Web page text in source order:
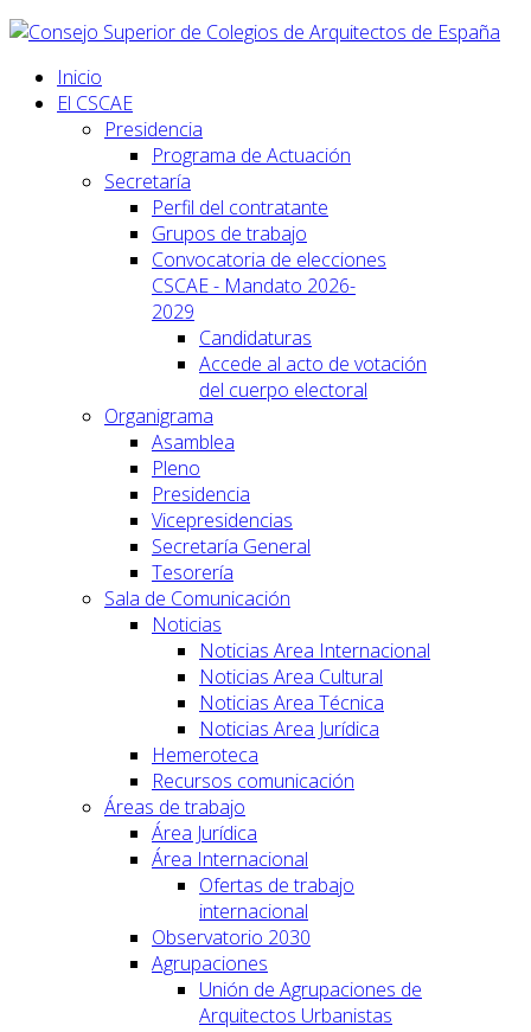
Inicio
El CSCAE
Presidencia
Programa de Actuación
Secretaría
Perfil del contratante
Grupos de trabajo
Convocatoria de elecciones
CSCAE - Mandato 2026-
2029
Candidaturas
Accede al acto de votación
del cuerpo electoral
Organigrama
Asamblea
Pleno
Presidencia
Vicepresidencias
Secretaría General
Tesorería
Sala de Comunicación
Noticias
Noticias Area Internacional
Noticias Area Cultural
Noticias Area Técnica
Noticias Area Jurídica
Hemeroteca
Recursos comunicación
Áreas de trabajo
Área Jurídica
Área Internacional
Ofertas de trabajo
internacional
Observatorio 2030
Agrupaciones
Unión de Agrupaciones de
Arquitectos Urbanistas